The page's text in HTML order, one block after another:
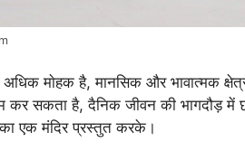
अधिक माेहक है, मानसिक और भावात्मक
कर सकता है, दैनिक जीवन की भागदौड़
एक मंदिर प्रस्तुत करके।